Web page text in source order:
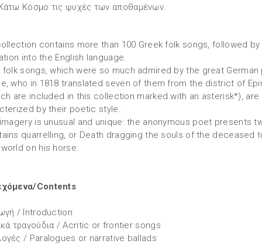
Κόσμο τις ψυχές των αποθαμένων.
contains more than 100 Greek folk songs, followed by
into the English language.
folk songs, which were so much admired by the great German
who in 1818 translated seven of them from the district of
are included in this collection marked with an asterisk*), are
by their poetic style.
is unusual and unique: the anonymous poet presents
quarrelling, or Death dragging the souls of the deceased
on his horse.
Contents
/ Introduction
τραγούδια / Acritic or frontier songs
/ Paralogues or narrative ballads